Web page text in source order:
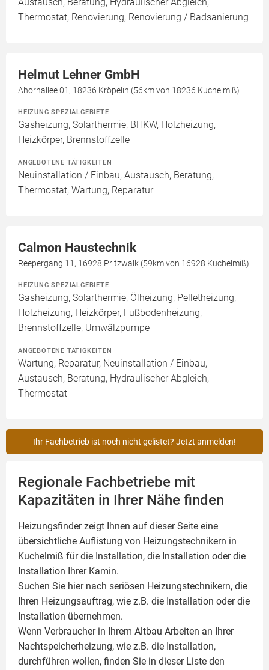
Thermostat, Renovierung, Renovierung / Badsanierung
Helmut Lehner GmbH
Ahornallee 01, 18236 Kröpelin (56km von 18236 Kuchelmiß)
HEIZUNG SPEZIALGEBIETE
Gasheizung, Solarthermie, BHKW, Holzheizung,
Heizkörper, Brennstoffzelle
ANGEBOTENE TÄTIGKEITEN
Neuinstallation / Einbau, Austausch, Beratung,
Thermostat, Wartung, Reparatur
Calmon Haustechnik
Reepergang 11, 16928 Pritzwalk (59km von 16928 Kuchelmiß)
HEIZUNG SPEZIALGEBIETE
Gasheizung, Solarthermie, Ölheizung, Pelletheizung,
Holzheizung, Heizkörper, Fußbodenheizung,
Brennstoffzelle, Umwälzpumpe
ANGEBOTENE TÄTIGKEITEN
Wartung, Reparatur, Neuinstallation / Einbau,
Austausch, Beratung, Hydraulischer Abgleich,
Thermostat
Ihr Fachbetrieb ist noch nicht gelistet? Jetzt anmelden!
Regionale Fachbetriebe mit
Kapazitäten in Ihrer Nähe finden
Heizungsfinder zeigt Ihnen auf dieser Seite eine
übersichtliche Auflistung von Heizungstechnikern in
Kuchelmiß für die Installation, die Installation oder die
Installation Ihrer Kamin.
Suchen Sie hier nach seriösen Heizungstechnikern, die
Ihren Heizungsauftrag, wie z.B. die Installation oder die
Installation übernehmen.
Wenn Verbraucher in Ihrem Altbau Arbeiten an Ihrer
Nachtspeicherheizung, wie z.B. die Installation,
durchführen wollen, finden Sie in dieser Liste den